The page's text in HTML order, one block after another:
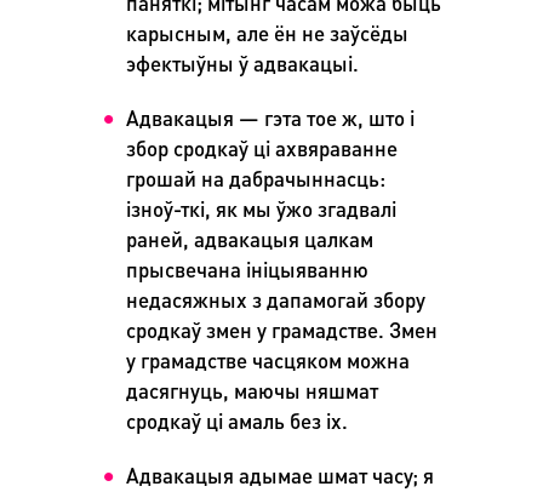
карысным, але ён не заўсёды
эфектыўны ў адвакацыі.
Адвакацыя — гэта тое ж, што і
збор сродкаў ці ахвяраванне
грошай на дабрачыннасць:
ізноў-ткі, як мы ўжо згадвалі
раней, адвакацыя цалкам
прысвечана ініцыяванню
недасяжных з дапамогай збору
сродкаў змен у грамадстве. Змен
у грамадстве часцяком можна
дасягнуць, маючы няшмат
сродкаў ці амаль без іх.
Адвакацыя адымае шмат часу; я